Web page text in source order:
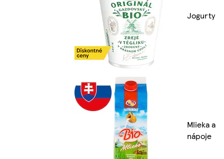
Jogurty
Mlieka a
nápoje